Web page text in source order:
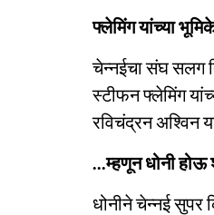
फ्लेमिंग यांच्या
चेन्नईचा संघ सलग
स्टीफन फ्लेमिंग
रविचंद्रन अश्विन
...म्हणून धोनी
धोनीने चेन्नई सुपर